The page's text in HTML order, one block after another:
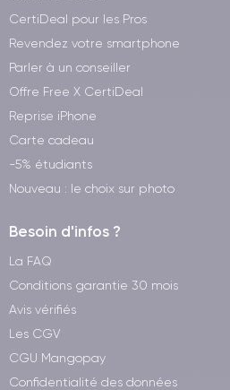
CertiDeal pour les Pros
Revendez votre smartphone
Parler à un conseiller
Offre Free X CertiDeal
Reprise iPhone
Carte cadeau
-5% étudiants
Nouveau : le choix sur photo
Besoin d'infos ?
La FAQ
Conditions garantie 30 mois
Avis vérifiés
Les CGV
CGU Mangopay
Confidentialité des données